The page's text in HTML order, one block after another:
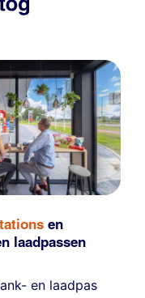
en
laadpassen
en laadpas